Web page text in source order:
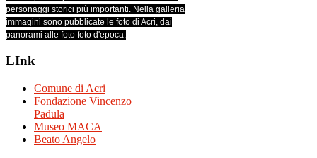
personaggi storici più importanti. Nella galleria
immagini sono pubblicate le foto di Acri, dai
panorami alle foto foto d'epoca.
LInk
Comune di Acri
Fondazione Vincenzo
Padula
Museo MACA
Beato Angelo